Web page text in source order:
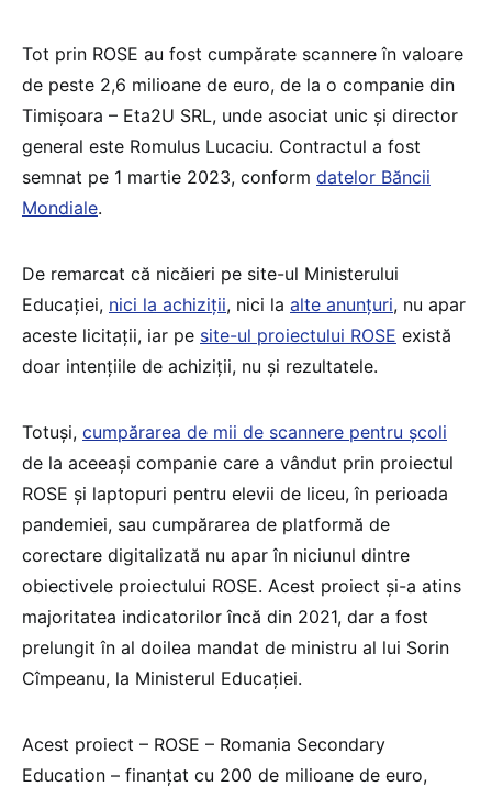
Tot prin ROSE au fost cumpărate scannere în valoare
de peste 2,6 milioane de euro, de la o companie din
Timișoara – Eta2U SRL, unde asociat unic și director
general este Romulus Lucaciu. Contractul a fost
semnat pe 1 martie 2023, conform datelor Băncii
Mondiale.
De remarcat că nicăieri pe site-ul Ministerului
Educației, nici la achiziții, nici la alte anunțuri, nu apar
aceste licitații, iar pe site-ul proiectului ROSE există
doar intențiile de achiziții, nu și rezultatele.
Totuși, cumpărarea de mii de scannere pentru școli
de la aceeași companie care a vândut prin proiectul
ROSE și laptopuri pentru elevii de liceu, în perioada
pandemiei, sau cumpărarea de platformă de
corectare digitalizată nu apar în niciunul dintre
obiectivele proiectului ROSE. Acest proiect și-a atins
majoritatea indicatorilor încă din 2021, dar a fost
prelungit în al doilea mandat de ministru al lui Sorin
Cîmpeanu, la Ministerul Educației.
Acest proiect – ROSE – Romania Secondary
Education – finanțat cu 200 de milioane de euro,